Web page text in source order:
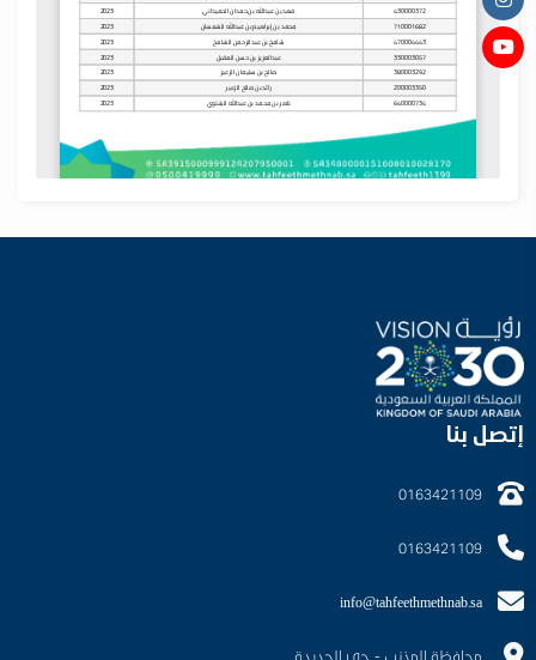
إتصل بنا
0163421109
0163421109
info@tahfeethmethnab.sa
محافظة المذنب - حي الجديدة